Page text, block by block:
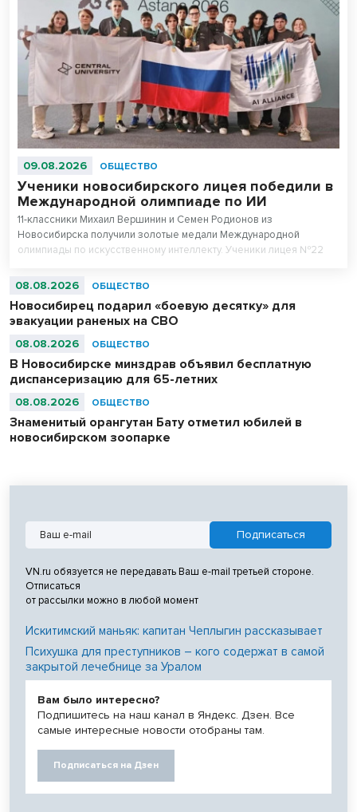
09.08.2026 ОБЩЕСТВО
Ученики новосибирского лицея победили в
Международной олимпиаде по ИИ
11-классники Михаил Вершинин и Семен Родионов из
Новосибирска получили золотые медали Международной
олимпиады по искусственному интеллекту. Ученики лицея №22
абсолютными чемпионами соревнований.
08.08.2026 ОБЩЕСТВО
Новосибирец подарил «боевую десятку» для
эвакуации раненых на СВО
08.08.2026 ОБЩЕСТВО
В Новосибирске минздрав объявил бесплатную
диспансеризацию для 65-летних
08.08.2026 ОБЩЕСТВО
Знаменитый орангутан Бату отметил юбилей в
новосибирском зоопарке
VN.ru обязуется не передавать Ваш e-mail третьей стороне.
Отписаться
от рассылки можно в любой момент
Искитимский маньяк: капитан Чеплыгин рассказывает
Психушка для преступников – кого содержат в самой
закрытой лечебнице за Уралом
Вам было интересно?
Подпишитесь на наш канал в Яндекс. Дзен. Все
самые интересные новости отобраны там.
Подписаться на Дзен